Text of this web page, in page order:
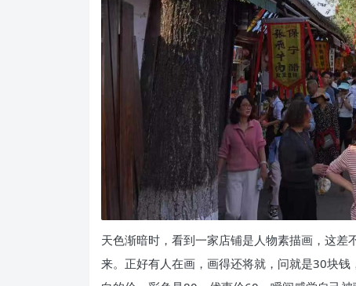
天色渐暗时，看到一家店铺是人物素描画，这
来。正好有人在画，画得还将就，问就是30块